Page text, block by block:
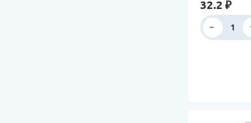
32.2 ₽